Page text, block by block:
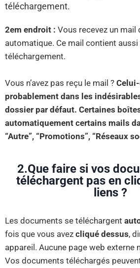
téléchargement.
2em endroit : Vous recevez un
automatique. Ce mail contient
téléchargement.
Vous n’avez pas reçu le mail ?
probablement dans les
dossier par défaut. Certaines
automatiquement certains mails
“Autre”, “Promotions”, “Réseaux
2.Que faire si vos
téléchargent pas en
liens ?
Les documents se téléchargent
fois que vous avez cliqué dessus,
appareil. Aucune page web externe
Vos documents téléchargés